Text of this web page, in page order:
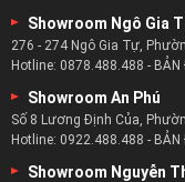
nhận hàng sau 2 ngày
Showroom Ngô Gia
276 - 274 Ngô Gia Tự,
Hotline: 0878.488.488 - BẢN
Showroom An Phú
Số 8 Lương Định Của,
Hotline: 0922.488.488 - BẢN
Showroom Nguyễn